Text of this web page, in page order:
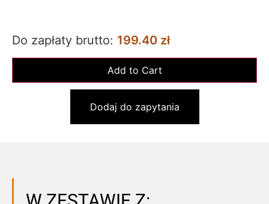
Do zapłaty brutto: 199.40 zł
Dodaj do zapytania